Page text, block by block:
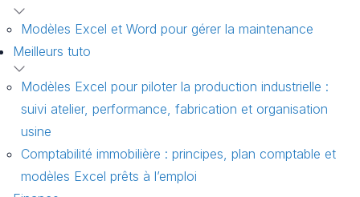
Modèles Excel et Word pour gérer la maintenance
Meilleurs tuto
Modèles Excel pour piloter la production industrielle :
suivi atelier, performance, fabrication et organisation
usine
Comptabilité immobilière : principes, plan comptable et
modèles Excel prêts à l’emploi